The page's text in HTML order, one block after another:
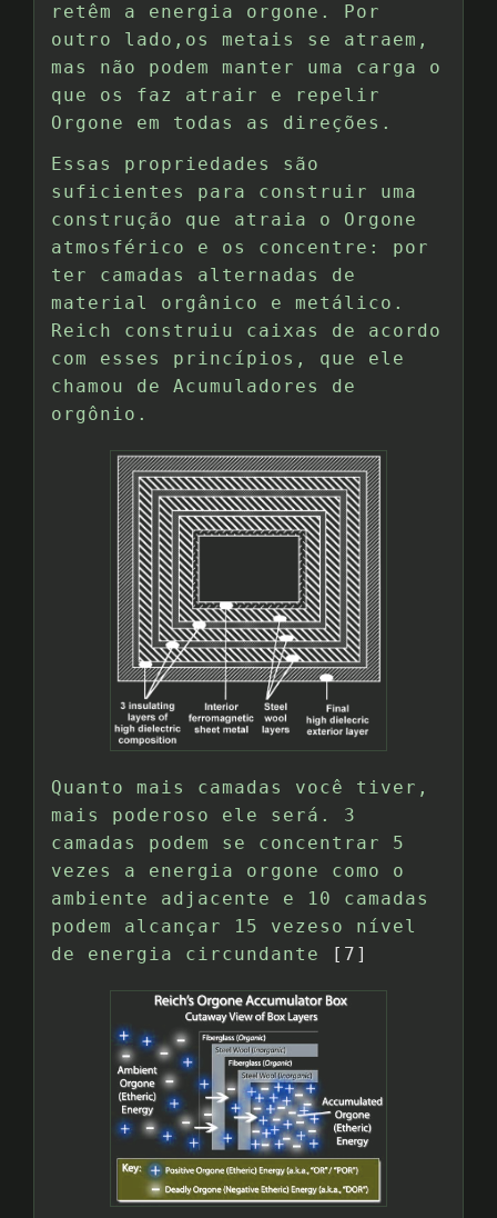
retêm a energia orgone. Por
outro lado,os metais se atraem,
mas não podem manter uma carga o
que os faz atrair e repelir
Orgone em todas as direções.
Essas propriedades são
suficientes para construir uma
construção que atraia o Orgone
atmosférico e os concentre: por
ter camadas alternadas de
material orgânico e metálico.
Reich construiu caixas de acordo
com esses princípios, que ele
chamou de Acumuladores de
orgônio.
Quanto mais camadas você tiver,
mais poderoso ele será. 3
camadas podem se concentrar 5
vezes a energia orgone como o
ambiente adjacente e 10 camadas
podem alcançar 15 vezeso nível
de energia circundante
[7]